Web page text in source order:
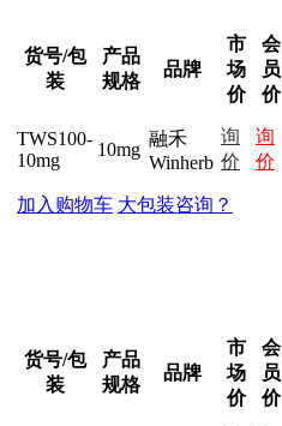
货号/包
装
产品
规格
品牌
市
场
价
会
员
价
TWS100-
10mg
10mg
融禾
Winherb
询
价
询
价
加入购物车 大包装咨询？
货号/包
装
产品
规格
品牌
市
场
价
会
员
价